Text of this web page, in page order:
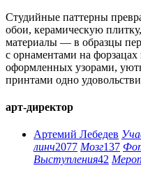
Студийные паттерны
обои, керамическую
материалы — в образцы
с орнаментами на форзацах
оформленных узорами,
принтами одно
арт-директор
Артемий Лебедев
линч2077 Мозг137
Выступления42